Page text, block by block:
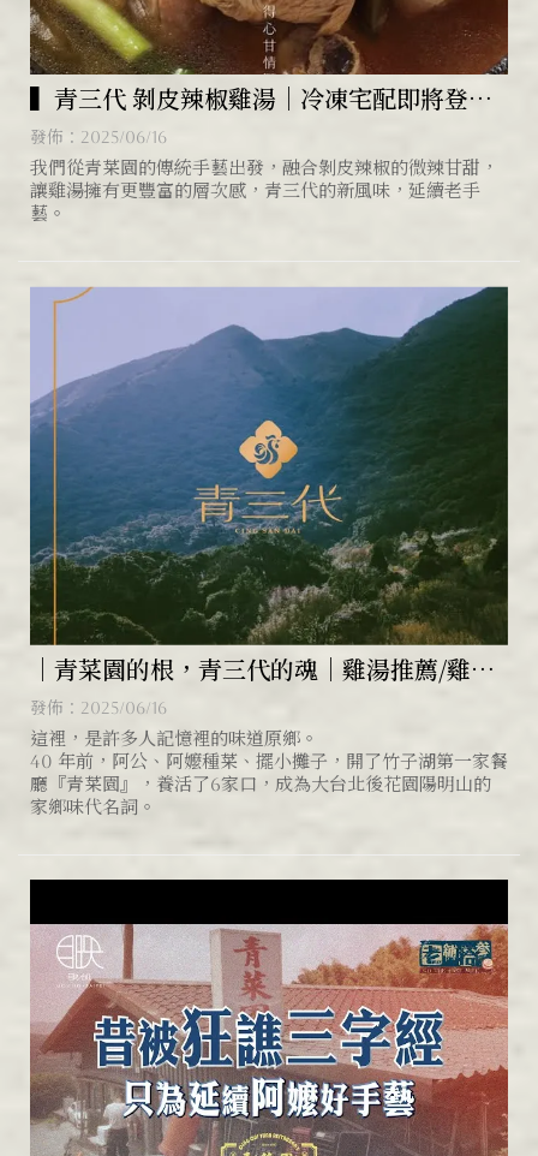
▍青三代 剝皮辣椒雞湯｜冷凍宅配即將登場
▍剝皮辣椒雞湯/剝皮辣椒雞湯推薦
發佈：2025/06/16
我們從青菜園的傳統手藝出發，融合剝皮辣椒的微辣甘甜，
讓雞湯擁有更豐富的層次感，青三代的新風味，延續老手
藝。
｜青菜園的根，青三代的魂｜雞湯推薦/雞湯
宅配
發佈：2025/06/16
這裡，是許多人記憶裡的味道原鄉。
40 年前，阿公、阿嬤種菜、擺小攤子，開了竹子湖第一家餐
廳『青菜園』，養活了6家口，成為大台北後花園陽明山的
家鄉味代名詞。